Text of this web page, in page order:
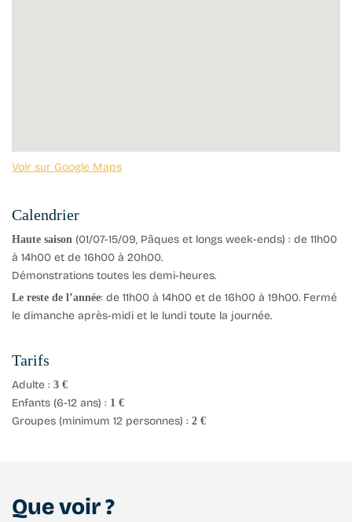
Voir sur Google Maps
Calendrier
Haute saison (01/07-15/09, Pâques et longs week-ends) : de 11h00
à 14h00 et de 16h00 à 20h00.
Démonstrations toutes les demi-heures.
Le reste de l’année: de 11h00 à 14h00 et de 16h00 à 19h00. Fermé
le dimanche après-midi et le lundi toute la journée.
Tarifs
Adulte : 3 €
Enfants (6-12 ans) : 1 €
Groupes (minimum 12 personnes) : 2 €
Que voir ?